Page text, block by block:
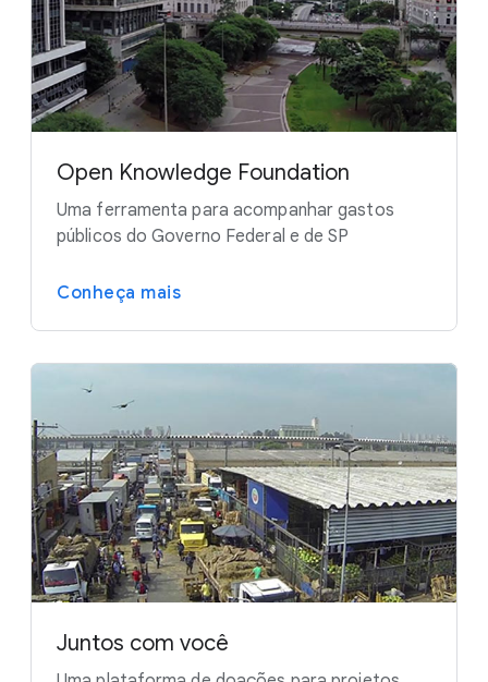
Open Knowledge Foundation
Uma ferramenta para acompanhar gastos
públicos do Governo Federal e de SP
Conheça mais
Juntos com você